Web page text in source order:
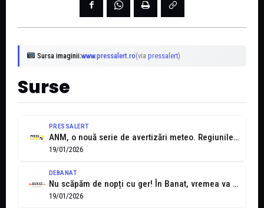
Sursa imaginii:www.pressalert.ro(via pressalert)
Surse
PRESSALERT
ANM, o nouă serie de avertizări meteo. Regiunile vizate
19/01/2026
DEBANAT
Nu scăpăm de nopți cu ger! În Banat, vremea va reintra în...
19/01/2026